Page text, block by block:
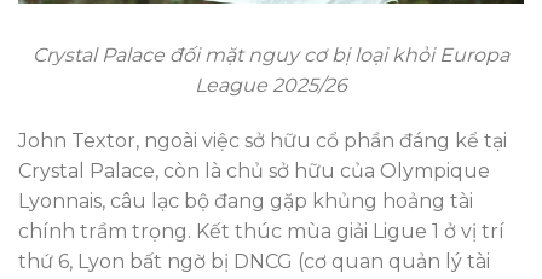
Crystal Palace đối mặt nguy cơ bị loại khỏi Europa
League 2025/26
John Textor, ngoài việc sở hữu cổ phần đáng kể tại
Crystal Palace, còn là chủ sở hữu của Olympique
Lyonnais, câu lạc bộ đang gặp khủng hoảng tài
chính trầm trọng. Kết thúc mùa giải Ligue 1 ở vị trí
thứ 6, Lyon bất ngờ bị DNCG (cơ quan quản lý tài